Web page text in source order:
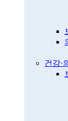
건강·